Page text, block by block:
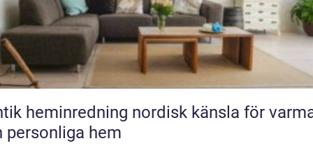
nordisk känsla för varma
personliga hem